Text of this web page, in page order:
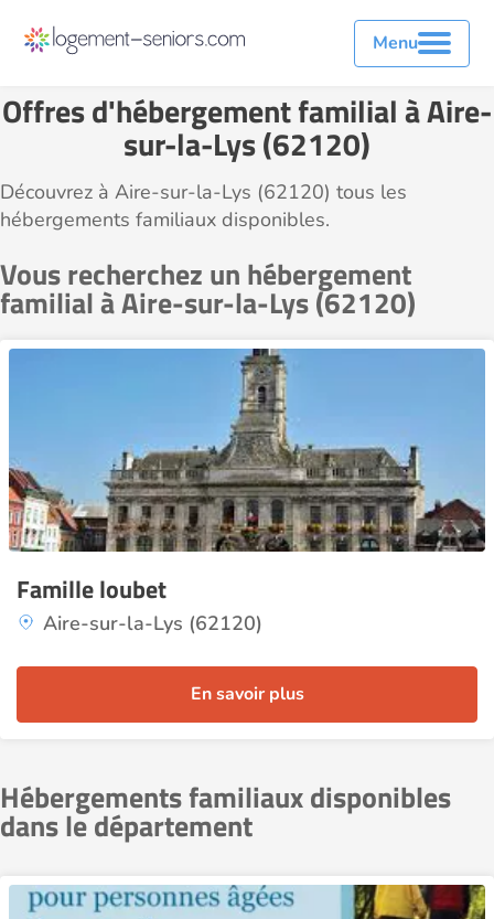
Menu
Offres d'hébergement familial à Aire-
sur-la-Lys (62120)
Découvrez à Aire-sur-la-Lys (62120) tous les
hébergements familiaux disponibles.
Vous recherchez un hébergement
familial à Aire-sur-la-Lys (62120)
Famille loubet
Aire-sur-la-Lys (62120)
En savoir plus
Hébergements familiaux disponibles
dans le département